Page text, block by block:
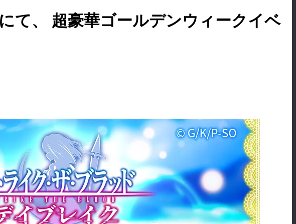
て、 超豪華ゴールデンウィークイベ